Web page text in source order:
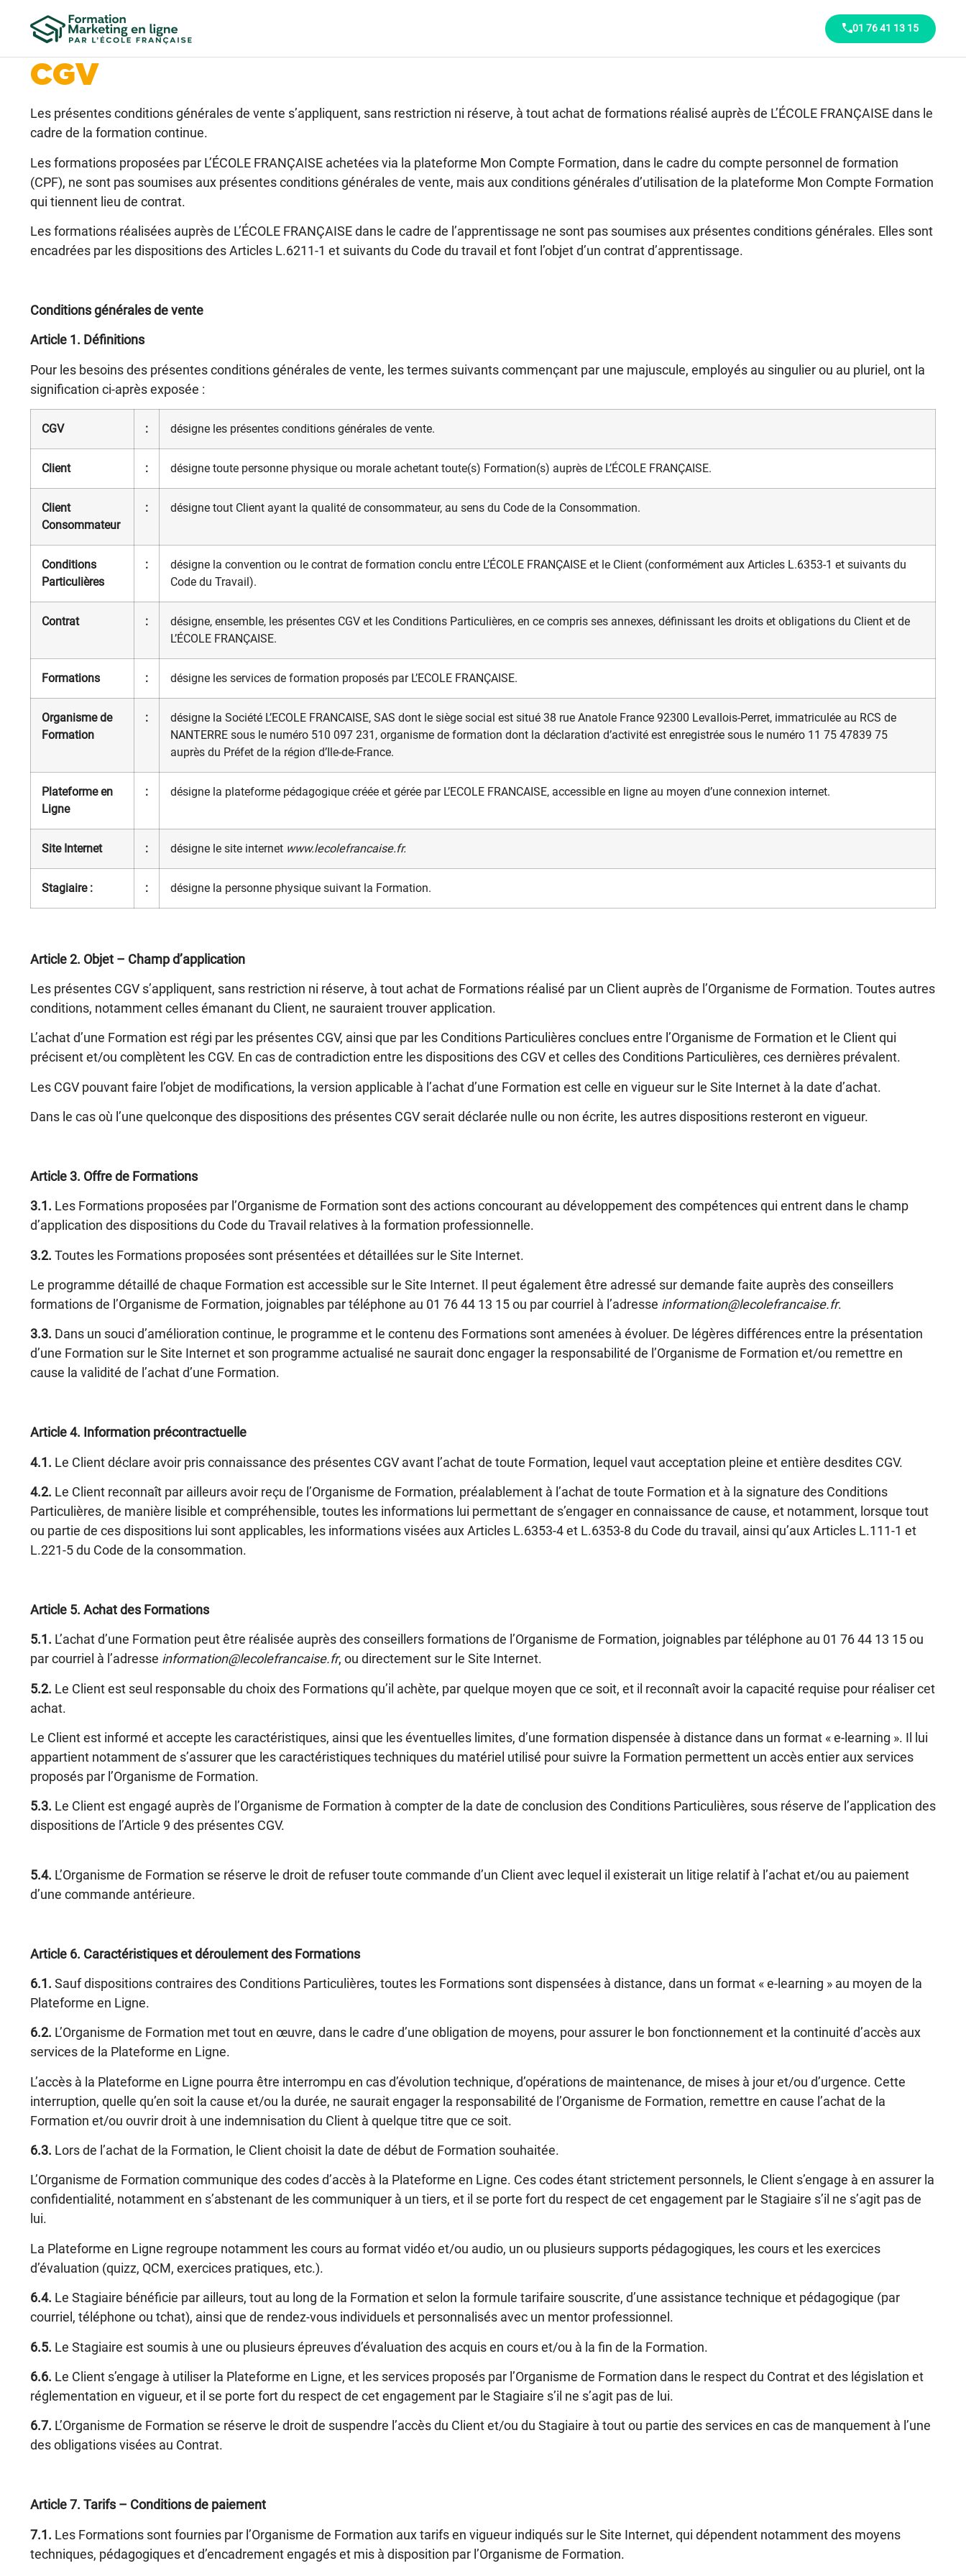
01 76 41 13 15
CGV
Les présentes conditions générales de vente s’appliquent, sans restriction ni réserve, à tout achat de formations réalisé auprès de L’ÉCOLE FRANÇAISE dans le
cadre de la formation continue.
Les formations proposées par L’ÉCOLE FRANÇAISE achetées via la plateforme Mon Compte Formation, dans le cadre du compte personnel de formation
(CPF), ne sont pas soumises aux présentes conditions générales de vente, mais aux conditions générales d’utilisation de la plateforme Mon Compte Formation
qui tiennent lieu de contrat.
Les formations réalisées auprès de L’ÉCOLE FRANÇAISE dans le cadre de l’apprentissage ne sont pas soumises aux présentes conditions générales. Elles sont
encadrées par les dispositions des Articles L.6211-1 et suivants du Code du travail et font l’objet d’un contrat d’apprentissage.
Conditions générales de vente
Article 1. Définitions
Pour les besoins des présentes conditions générales de vente, les termes suivants commençant par une majuscule, employés au singulier ou au pluriel, ont la
signification ci-après exposée :
CGV : désigne les présentes conditions générales de vente.
Client : désigne toute personne physique ou morale achetant toute(s) Formation(s) auprès de L’ÉCOLE FRANÇAISE.
Client
Consommateur
: désigne tout Client ayant la qualité de consommateur, au sens du Code de la Consommation.
Conditions
Particulières
:
désigne la convention ou le contrat de formation conclu entre L’ÉCOLE FRANÇAISE et le Client (conformément aux Articles L.6353-1 et suivants du
Code du Travail).
Contrat : désigne, ensemble, les présentes CGV et les Conditions Particulières, en ce compris ses annexes, définissant les droits et obligations du Client et de
L’ÉCOLE FRANÇAISE.
Formations : désigne les services de formation proposés par L’ECOLE FRANÇAISE.
Organisme de
Formation
:
désigne la Société L’ECOLE FRANCAISE, SAS dont le siège social est situé 38 rue Anatole France 92300 Levallois-Perret, immatriculée au RCS de
NANTERRE sous le numéro 510 097 231, organisme de formation dont la déclaration d’activité est enregistrée sous le numéro 11 75 47839 75
auprès du Préfet de la région d’Ile-de-France.
Plateforme en
Ligne
: désigne la plateforme pédagogique créée et gérée par L’ECOLE FRANCAISE, accessible en ligne au moyen d’une connexion internet.
Site Internet : désigne le site internet www.lecolefrancaise.fr.
Stagiaire : : désigne la personne physique suivant la Formation.
Article 2. Objet – Champ d’application
Les présentes CGV s’appliquent, sans restriction ni réserve, à tout achat de Formations réalisé par un Client auprès de l’Organisme de Formation. Toutes autres
conditions, notamment celles émanant du Client, ne sauraient trouver application.
L’achat d’une Formation est régi par les présentes CGV, ainsi que par les Conditions Particulières conclues entre l’Organisme de Formation et le Client qui
précisent et/ou complètent les CGV. En cas de contradiction entre les dispositions des CGV et celles des Conditions Particulières, ces dernières prévalent.
Les CGV pouvant faire l’objet de modifications, la version applicable à l’achat d’une Formation est celle en vigueur sur le Site Internet à la date d’achat.
Dans le cas où l’une quelconque des dispositions des présentes CGV serait déclarée nulle ou non écrite, les autres dispositions resteront en vigueur.
Article 3. Offre de Formations
3.1. Les Formations proposées par l’Organisme de Formation sont des actions concourant au développement des compétences qui entrent dans le champ
d’application des dispositions du Code du Travail relatives à la formation professionnelle.
3.2. Toutes les Formations proposées sont présentées et détaillées sur le Site Internet.
Le programme détaillé de chaque Formation est accessible sur le Site Internet. Il peut également être adressé sur demande faite auprès des conseillers
formations de l’Organisme de Formation, joignables par téléphone au 01 76 44 13 15ou par courriel à l’adresse information@lecolefrancaise.fr.
3.3. Dans un souci d’amélioration continue, le programme et le contenu des Formations sont amenées à évoluer. De légères différences entre la présentation
d’une Formation sur le Site Internet et son programme actualisé ne saurait donc engager la responsabilité de l’Organisme de Formation et/ou remettre en
cause la validité de l’achat d’une Formation.
Article 4. Information précontractuelle
4.1. Le Client déclare avoir pris connaissance des présentes CGV avant l’achat de toute Formation, lequel vaut acceptation pleine et entière desdites CGV.
4.2. Le Client reconnaît par ailleurs avoir reçu de l’Organisme de Formation, préalablement à l’achat de toute Formation et à la signature des Conditions
Particulières, de manière lisible et compréhensible, toutes les informations lui permettant de s’engager en connaissance de cause, et notamment, lorsque tout
ou partie de ces dispositions lui sont applicables, les informations visées aux Articles L.6353-4 et L.6353-8 du Code du travail, ainsi qu’aux Articles L.111-1 et
L.221-5 du Code de la consommation.
Article 5. Achat des Formations
5.1. L’achat d’une Formation peut être réalisée auprès des conseillers formations de l’Organisme de Formation, joignables par téléphone au 01 76 44 13 15 ou
par courriel à l’adresse information@lecolefrancaise.fr, ou directement sur le Site Internet.
5.2. Le Client est seul responsable du choix des Formations qu’il achète, par quelque moyen que ce soit, et il reconnaît avoir la capacité requise pour réaliser cet
achat.
Le Client est informé et accepte les caractéristiques, ainsi que les éventuelles limites, d’une formation dispensée à distance dans un format « e-learning ». Il lui
appartient notamment de s’assurer que les caractéristiques techniques du matériel utilisé pour suivre la Formation permettent un accès entier aux services
proposés par l’Organisme de Formation.
5.3. Le Client est engagé auprès de l’Organisme de Formation à compter de la date de conclusion des Conditions Particulières, sous réserve de l’application des
dispositions de l’Article 9 des présentes CGV.
5.4. L’Organisme de Formation se réserve le droit de refuser toute commande d’un Client avec lequel il existerait un litige relatif à l’achat et/ou au paiement
d’une commande antérieure.
Article 6. Caractéristiques et déroulement des Formations
6.1. Sauf dispositions contraires des Conditions Particulières, toutes les Formations sont dispensées à distance, dans un format « e-learning » au moyen de la
Plateforme en Ligne.
6.2. L’Organisme de Formation met tout en œuvre, dans le cadre d’une obligation de moyens, pour assurer le bon fonctionnement et la continuité d’accès aux
services de la Plateforme en Ligne.
L’accès à la Plateforme en Ligne pourra être interrompu en cas d’évolution technique, d’opérations de maintenance, de mises à jour et/ou d’urgence. Cette
interruption, quelle qu’en soit la cause et/ou la durée, ne saurait engager la responsabilité de l’Organisme de Formation, remettre en cause l’achat de la
Formation et/ou ouvrir droit à une indemnisation du Client à quelque titre que ce soit.
6.3. Lors de l’achat de la Formation, le Client choisit la date de début de Formation souhaitée.
L’Organisme de Formation communique des codes d’accès à la Plateforme en Ligne. Ces codes étant strictement personnels, le Client s’engage à en assurer la
confidentialité, notamment en s’abstenant de les communiquer à un tiers, et il se porte fort du respect de cet engagement par le Stagiaire s’il ne s’agit pas de
lui.
La Plateforme en Ligne regroupe notamment les cours au format vidéo et/ou audio, un ou plusieurs supports pédagogiques, les cours et les exercices
d’évaluation (quizz, QCM, exercices pratiques, etc.).
6.4. Le Stagiaire bénéficie par ailleurs, tout au long de la Formation et selon la formule tarifaire souscrite, d’une assistance technique et pédagogique (par
courriel, téléphone ou tchat), ainsi que de rendez-vous individuels et personnalisés avec un mentor professionnel.
6.5. Le Stagiaire est soumis à une ou plusieurs épreuves d’évaluation des acquis en cours et/ou à la fin de la Formation.
6.6. Le Client s’engage à utiliser la Plateforme en Ligne, et les services proposés par l’Organisme de Formation dans le respect du Contrat et des législation et
réglementation en vigueur, et il se porte fort du respect de cet engagement par le Stagiaire s’il ne s’agit pas de lui.
6.7. L’Organisme de Formation se réserve le droit de suspendre l’accès du Client et/ou du Stagiaire à tout ou partie des services en cas de manquement à l’une
des obligations visées au Contrat.
Article 7. Tarifs – Conditions de paiement
7.1. Les Formations sont fournies par l’Organisme de Formation aux tarifs en vigueur indiqués sur le Site Internet, qui dépendent notamment des moyens
techniques, pédagogiques et d’encadrement engagés et mis à disposition par l’Organisme de Formation.